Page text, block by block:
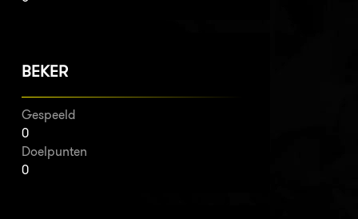
BEKER
Gespeeld
0
Doelpunten
0